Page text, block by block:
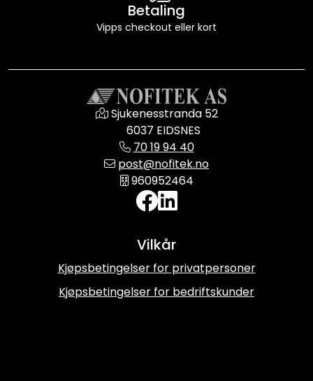
Betaling
Vipps checkout eller kort
Sjukenesstranda 52
6037 EIDSNES
70 19 94 40
post@nofitek.no
960952464
Vilkår
Kjøpsbetingelser for privatpersoner
Kjøpsbetingelser for bedriftskunder